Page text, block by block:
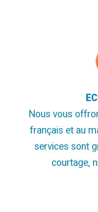
Nous vous
français et au
services sont
courtage,